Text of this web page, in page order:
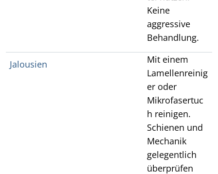
Keine
aggressive
Behandlung.
Jalousien
Mit einem
Lamellenreinig
er oder
Mikrofasertuc
h reinigen.
Schienen und
Mechanik
gelegentlich
überprüfen